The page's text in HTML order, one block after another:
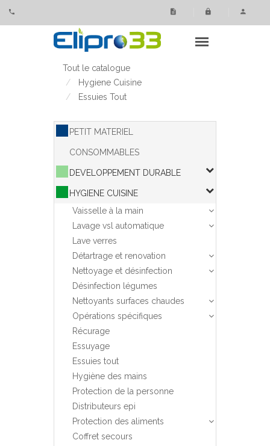
Tout le catalogue
Hygiene Cuisine
Essuies Tout
PETIT MATERIEL
CONSOMMABLES
DEVELOPPEMENT DURABLE
HYGIENE CUISINE
Vaisselle à la main
Lavage vsl automatique
Lave verres
Détartrage et renovation
Nettoyage et désinfection
Désinfection légumes
Nettoyants surfaces chaudes
Opérations spécifiques
Récurage
Essuyage
Essuies tout
Hygiène des mains
Protection de la personne
Distributeurs epi
Protection des aliments
Coffret secours
Panneau de gestion des cookies